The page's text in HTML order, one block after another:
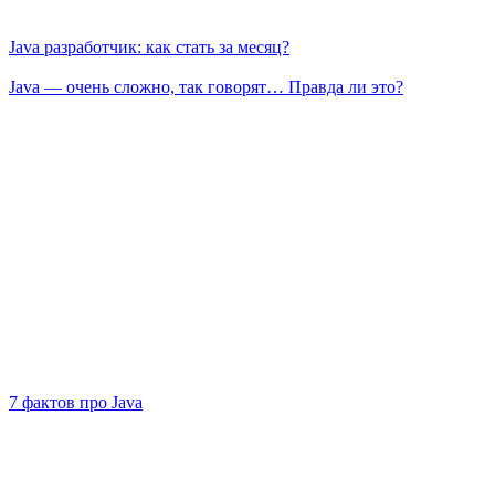
Java разработчик: как стать за месяц?
Java — очень сложно, так говорят… Правда ли это?
7 фактов про Java